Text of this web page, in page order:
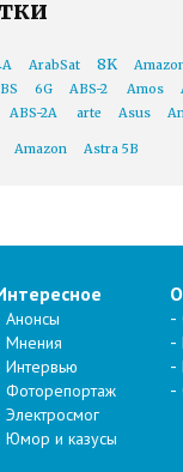
ArabSat 8K
6G ABS-2 Amos
ABS-2A arte Asus
Amazon Astra 5B
Анонсы
Мнения
Интервью
Фоторепортаж
Электросмог
Юмор и казусы